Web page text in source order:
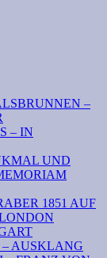
–
– IN
UND
1851 AUF
– AUSKLANG